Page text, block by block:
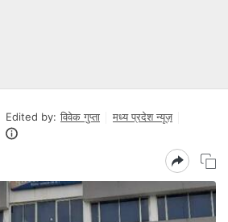
Edited by: विवेक गुप्ता
मध्य प्रदेश न्यूज़